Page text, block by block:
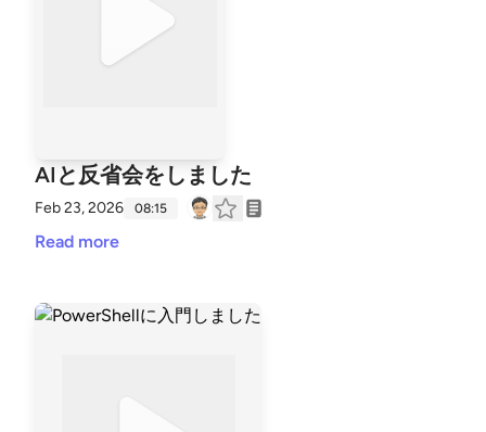
AIと反省会をしました
Feb 23, 2026 08:15
Read more